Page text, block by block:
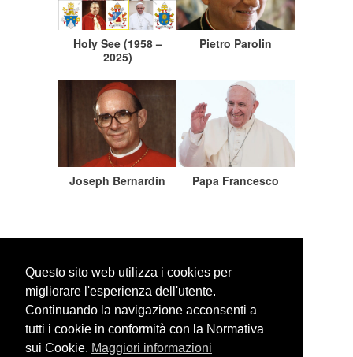
Holy See (1958 –
2025)
Pietro Parolin
Joseph Bernardin Papa Francesco
Questo sito web utilizza i cookies per
migliorare l'esperienza dell'utente.
Continuando la navigazione acconsenti a
tutti i cookie in conformità con la Normativa
sui Cookie. Maggiori informazioni